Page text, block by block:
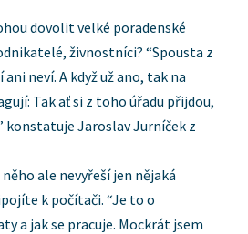
dovolit velké poradenské
živnostníci? “Spousta z
neví. A když už ano, tak na
Tak ať si z toho úřadu přijdou,
konstatuje Jaroslav Jurníček z
ale nevyřeší jen nějaká
k počítači. “Je to o
a jak se pracuje. Mockrát jsem